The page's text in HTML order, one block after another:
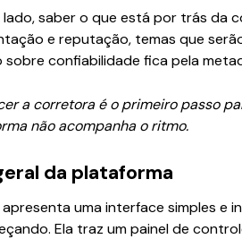
saber o que está por trás da
e reputação, temas que
sobre confiabilidade fica pela
a corretora é o primeiro passo
não acompanha o ritmo.
da plataforma
uma interface simples e
Ela traz um painel de